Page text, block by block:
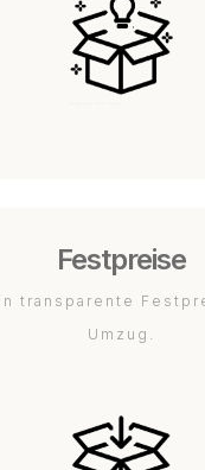
Festpreise
transparente
Umzug.